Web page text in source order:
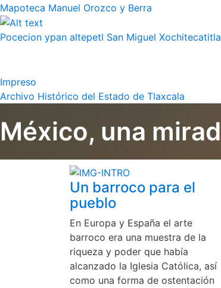
Mapoteca Manuel Orozco y Berra
Pocecion ypan altepetl San Miguel
Impreso
Archivo Histórico del Estado de Tlaxcala
México, una
Un barroco para el
pueblo
En Europa y España el arte
barroco era una muestra de la
riqueza y poder que había
alcanzado la Iglesia Católica, así
como una forma de ostentación